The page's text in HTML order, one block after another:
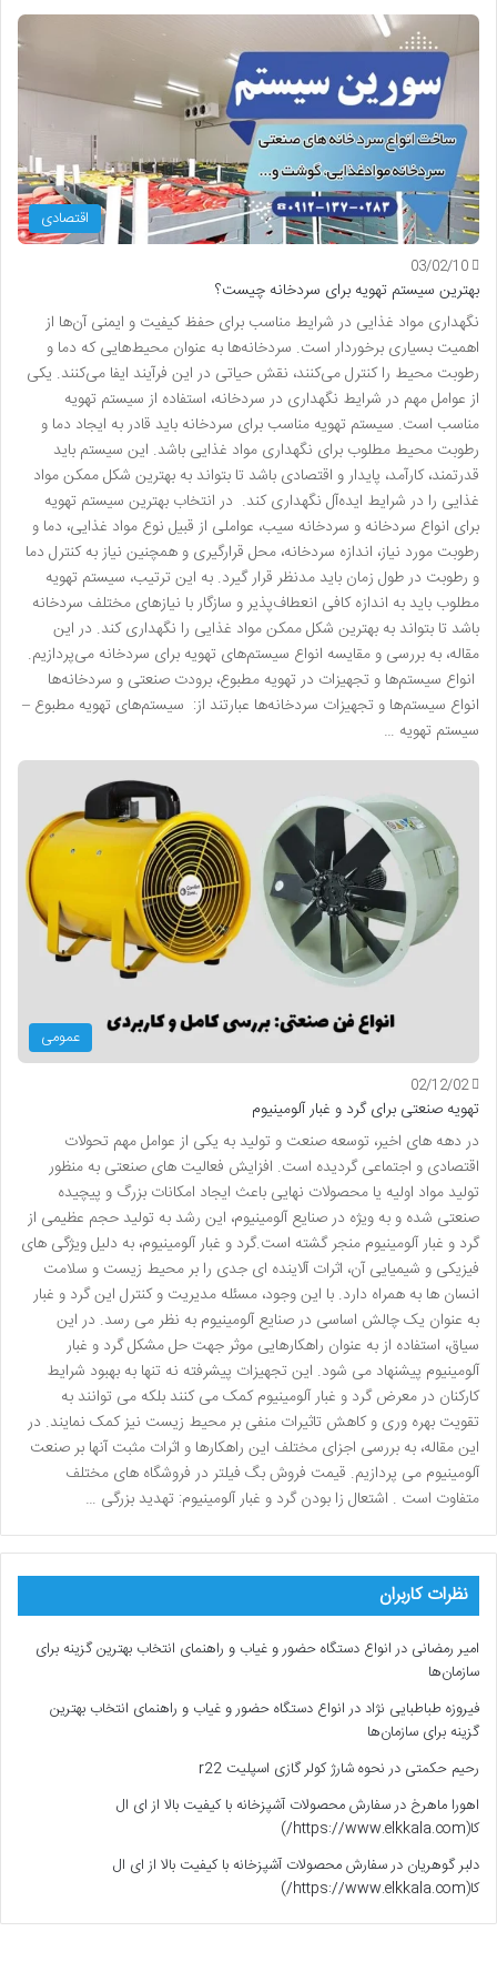
اقتصادی
03/02/10
بهترین سیستم تهویه برای سردخانه چیست؟
نگهداری مواد غذایی در شرایط مناسب برای حفظ کیفیت و ایمنی آن‌ها از
اهمیت بسیاری برخوردار است. سردخانه‌ها به عنوان محیط‌هایی که دما و
رطوبت محیط را کنترل می‌کنند، نقش حیاتی در این فرآیند ایفا می‌کنند. یکی
از عوامل مهم در شرایط نگهداری در سردخانه، استفاده از سیستم تهویه
مناسب است. سیستم تهویه مناسب برای سردخانه باید قادر به ایجاد دما و
رطوبت محیط مطلوب برای نگهداری مواد غذایی باشد. این سیستم باید
قدرتمند، کارآمد، پایدار و اقتصادی باشد تا بتواند به بهترین شکل ممکن مواد
غذایی را در شرایط ایده‌آل نگهداری کند. در انتخاب بهترین سیستم تهویه
برای انواع سردخانه و سردخانه سیب، عواملی از قبیل نوع مواد غذایی، دما و
رطوبت مورد نیاز، اندازه سردخانه، محل قرارگیری و همچنین نیاز به کنترل دما
و رطوبت در طول زمان باید مدنظر قرار گیرد. به این ترتیب، سیستم تهویه
مطلوب باید به اندازه کافی انعطاف‌پذیر و سازگار با نیازهای مختلف سردخانه
باشد تا بتواند به بهترین شکل ممکن مواد غذایی را نگهداری کند. در این
مقاله، به بررسی و مقایسه انواع سیستم‌های تهویه برای سردخانه می‌پردازیم.
انواع سیستم‌ها و تجهیزات در تهویه مطبوع، برودت صنعتی و سردخانه‌ها
انواع سیستم‌ها و تجهیزات سردخانه‌ها عبارتند از: سیستم‌های تهویه مطبوع –
سیستم تهویه …
عمومی
02/12/02
تهویه صنعتی برای گرد و غبار آلومینیوم
در دهه های اخیر، توسعه صنعت و تولید به یکی از عوامل مهم تحولات
اقتصادی و اجتماعی گردیده است. افزایش فعالیت های صنعتی به منظور
تولید مواد اولیه یا محصولات نهایی باعث ایجاد امکانات بزرگ و پیچیده
صنعتی شده و به ویژه در صنایع آلومینیوم، این رشد به تولید حجم عظیمی از
گرد و غبار آلومینیوم منجر گشته است.گرد و غبار آلومینیوم، به دلیل ویژگی های
فیزیکی و شیمیایی آن، اثرات آلاینده ای جدی را بر محیط زیست و سلامت
انسان ها به همراه دارد. با این وجود، مسئله مدیریت و کنترل این گرد و غبار
به عنوان یک چالش اساسی در صنایع آلومینیوم به نظر می رسد. در این
سیاق، استفاده از به عنوان راهکارهایی موثر جهت حل مشکل گرد و غبار
آلومینیوم پیشنهاد می شود. این تجهیزات پیشرفته نه تنها به بهبود شرایط
کارکنان در معرض گرد و غبار آلومینیوم کمک می کنند بلکه می توانند به
تقویت بهره وری و کاهش تاثیرات منفی بر محیط زیست نیز کمک نمایند. در
این مقاله، به بررسی اجزای مختلف این راهکارها و اثرات مثبت آنها بر صنعت
آلومینیوم می پردازیم. قیمت فروش بگ فیلتر در فروشگاه های مختلف
متفاوت است . اشتعال زا بودن گرد و غبار آلومینیوم: تهدید بزرگی …
نظرات کاربران
امیر رمضانی درانواع دستگاه حضور و غیاب و راهنمای انتخاب بهترین گزینه برای
سازمان‌ها
فیروزه طباطبایی نژاد درانواع دستگاه حضور و غیاب و راهنمای انتخاب بهترین
گزینه برای سازمان‌ها
رحیم حکمتی درنحوه شارژ کولر گازی اسپلیت r22
اهورا ماهرخ درسفارش محصولات آشپزخانه با کیفیت بالا از ای ال
کا(https://www.elkkala.com/)
دلبر گوهریان درسفارش محصولات آشپزخانه با کیفیت بالا از ای ال
کا(https://www.elkkala.com/)